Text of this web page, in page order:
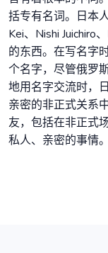
括专有名词。日本
Kei、Nishi Juichiro
的东西。在写名字
个名字，尽管俄罗
地用名字交流时，
亲密的非正式关系
友，包括在非正式
私人、亲密的事情。